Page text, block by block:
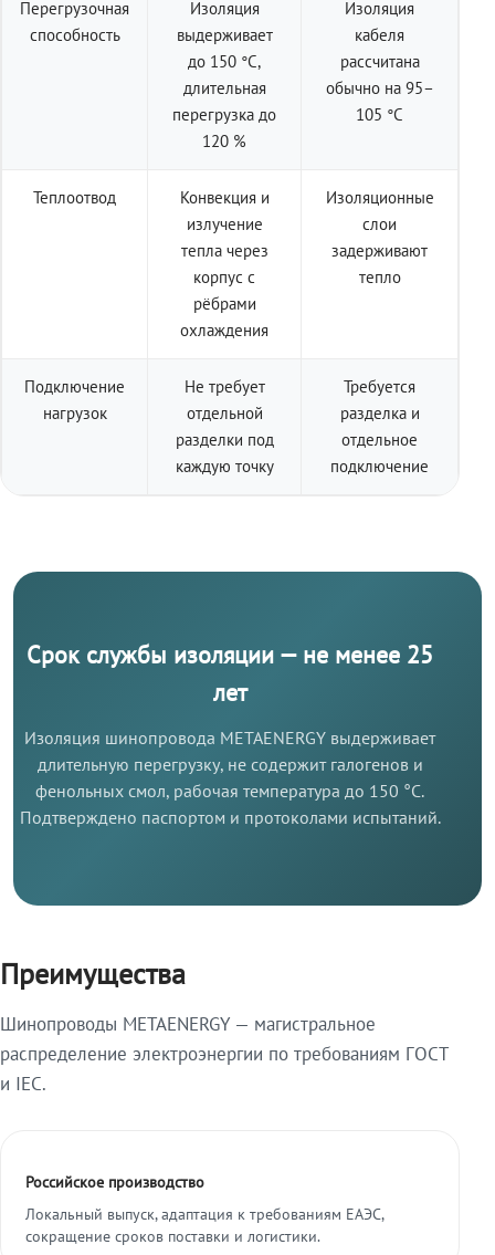
Перегрузочная
способность
Изоляция
выдерживает
до 150 °C,
длительная
перегрузка до
120 %
Изоляция
кабеля
рассчитана
обычно на 95–
105 °C
Теплоотвод
Конвекция и
излучение
тепла через
корпус с
рёбрами
охлаждения
Изоляционные
слои
задерживают
тепло
Подключение
нагрузок
Не требует
отдельной
разделки под
каждую точку
Требуется
разделка и
отдельное
подключение
Срок службы изоляции — не менее 25
лет
Изоляция шинопровода METAENERGY выдерживает
длительную перегрузку, не содержит галогенов и
фенольных смол, рабочая температура до 150 °C.
Подтверждено паспортом и протоколами испытаний.
Преимущества
Шинопроводы METAENERGY — магистральное
распределение электроэнергии по требованиям ГОСТ
и IEC.
Российское производство
Локальный выпуск, адаптация к требованиям ЕАЭС,
сокращение сроков поставки и логистики.